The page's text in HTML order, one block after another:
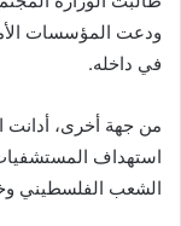
ودعت المؤسسات
في داخله.
من جهة أخرى، أدانت
استهداف
الشعب الفلسطيني